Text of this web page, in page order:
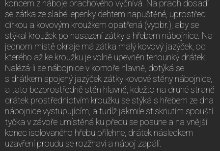
koncem z náboje prachového vyčnívá. Na prach dosadí
se zátka ze slabé lepenky dehtem napuštěné, uprostřed
dírkou a kovovým kroužkem opatřená (vyobr.), aby se
stýkal kroužek po nasazení zátky s hřebem nábojnice. Na
jednom místě okraje má zátka malý kovový jazýček, od
kterého až ke kroužku je volně upevněn tenounký drátek.
Nalézá-li se nábojnice v komoře hlavně, dotýká se
s drátkem spojený jazýček zátky kovové stěny nábojnice,
a tato bezprostředně stěn hlavně, kdežto na druhé straně
drátek prostřednictvím kroužku se stýká s hřebem ze dna
nábojnice vystupujícím, a tudíž jakmile stisknutím spouští
tyčka v závoře umístěná ku předu se posune a na vnější
konec isolovaného hřebu přilehne, drátek následkem
uzavření proudu se rozžhaví a náboj zapálí.